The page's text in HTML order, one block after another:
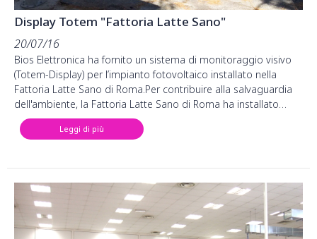
Display Totem "Fattoria Latte Sano"
20/07/16
Bios Elettronica ha fornito un sistema di monitoraggio visivo
(Totem-Display) per l’impianto fotovoltaico installato nella
Fattoria Latte Sano di Roma.Per contribuire alla salvaguardia
dell'ambiente, la Fattoria Latte Sano di Roma ha installato…
Leggi di più